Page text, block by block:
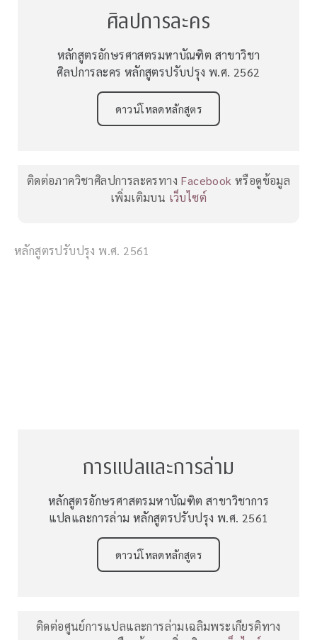
ศิลปการละคร
หลักสูตรอักษรศาสตรมหาบัณฑิต สาขาวิชา
ศิลปการละคร หลักสูตรปรับปรุง พ.ศ. 2562
ดาวน์โหลดหลักสูตร
ติดต่อภาควิชาศิลปการละครทาง Facebook หรือดูข้อมูล
เพิ่มเติมบน เว็บไซต์
หลักสูตรปรับปรุง พ.ศ. 2561
การแปลและการล่าม
หลักสูตรอักษรศาสตรมหาบัณฑิต สาขาวิชาการ
แปลและการล่าม หลักสูตรปรับปรุง พ.ศ. 2561
ดาวน์โหลดหลักสูตร
ติดต่อศูนย์การแปลและการล่ามเฉลิมพระเกียรติทาง